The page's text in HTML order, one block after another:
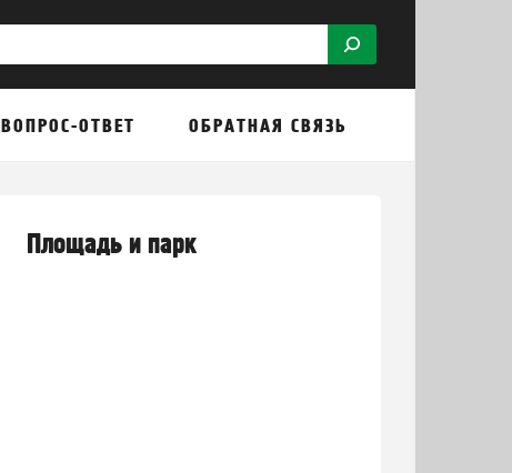
ВОПРОС-ОТВЕТ ОБРАТНАЯ СВЯЗЬ
Площадь и парк